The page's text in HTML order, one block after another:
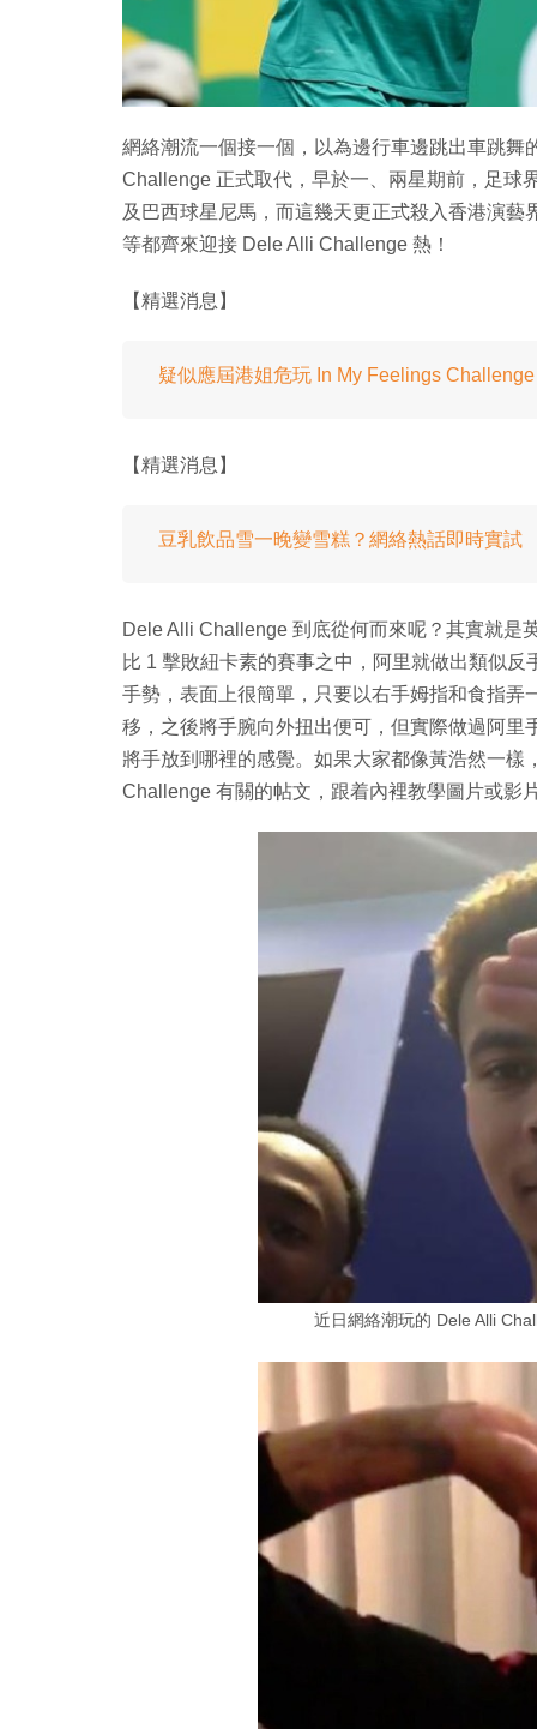
網絡潮流一個接一個，以為邊行車邊跳出車跳
Challenge 正式取代，早於一、兩星期前，足球
及巴西球星尼馬，而這幾天更正式殺入香港演
等都齊來迎接 Dele Alli Challenge 熱！
【精選消息】
疑似應屆港姐危玩 In My Feelings
【精選消息】
豆乳飲品雪一晚變雪糕？網絡熱話即時實試
Dele Alli Challenge 到底從何而來呢？其實就是
比 1 擊敗紐卡素的賽事之中，阿里就做出類似
手勢，表面上很簡單，只要以右手姆指和食指
移，之後將手腕向外扭出便可，但實際做過阿
將手放到哪裡的感覺。如果大家都像黃浩然一
Challenge 有關的帖文，跟着內裡教學圖片或影
近日網絡潮玩的 Dele Alli